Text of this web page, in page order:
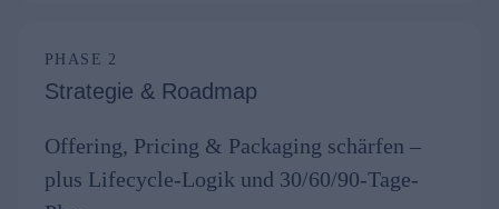
PHASE 2
Strategie & Roadmap
Offering, Pricing & Packaging schärfen –
plus Lifecycle-Logik und 30/60/90-Tage-